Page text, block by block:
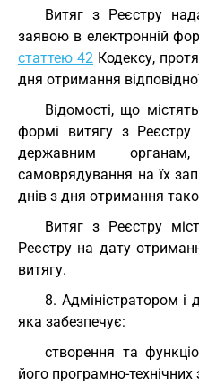
Витяг з Реєстру
заявою в електронній
статтею 42 Кодексу,
дня отримання
Відомості, що
формі витягу з
державним
самоврядування на їх
днів з дня отримання
Витяг з Реєстру
Реєстру на дату
витягу.
8. Адміністратором
яка забезпечує:
створення та
його програмно-технічних